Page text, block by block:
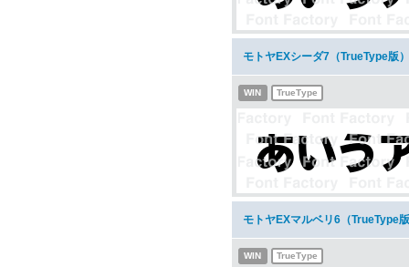
モトヤEXシーダ7（TrueType版
WIN TrueType
モトヤEXマルベリ6（TrueType
WIN TrueType